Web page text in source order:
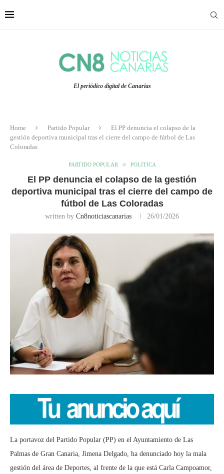
El periódico digital de Canarias
Home Partido Popular
El PP denuncia el colapso de la
gestión deportiva municipal tras el cierre del campo de fútbol de Las
Coloradas
PARTIDO POPULAR POLÍTICA
El PP denuncia el colapso de la gestión
deportiva municipal tras el cierre del campo de
fútbol de Las Coloradas
written by Cn8noticiascanarias 26/01/2026
La portavoz del Partido Popular (PP) en el Ayuntamiento de Las
Palmas de Gran Canaria, Jimena Delgado, ha denunciado hoy la mala
gestión del área de Deportes, al frente de la que está Carla Campoamor,